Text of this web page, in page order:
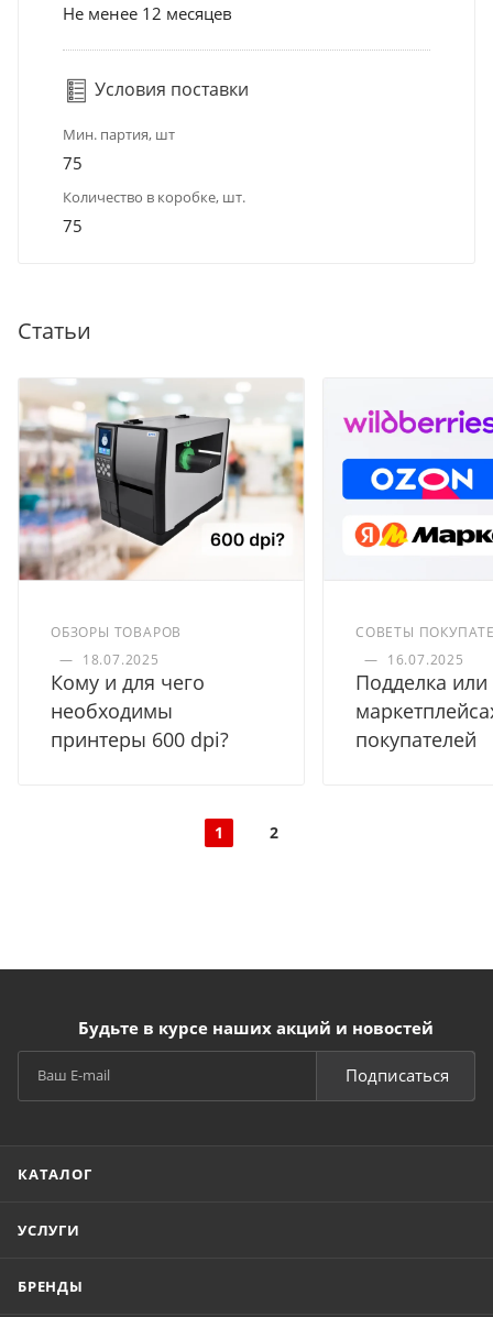
Не менее 12 месяцев
Условия поставки
Мин. партия, шт
75
Количество в коробке, шт.
75
Статьи
ОБЗОРЫ ТОВАРОВ
— 18.07.2025
Кому и для чего
необходимы
принтеры 600 dpi?
СОВЕТЫ
— 16.07.2025
Подделка или
покупателей
1 2
Будьте в курсе наших акций и новостей
Подписаться
КАТАЛОГ
УСЛУГИ
БРЕНДЫ